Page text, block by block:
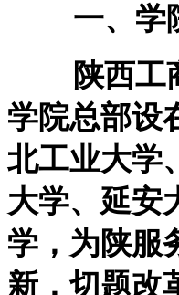
一、学
陕西工商
学院总部设
北工业大学
大学、延安
学，为陕服
新，切题改